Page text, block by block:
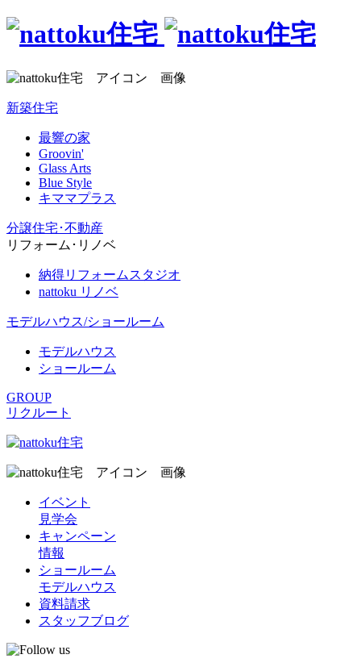
新築住宅
最響の家
Groovin'
Glass Arts
Blue Style
キママプラス
分譲住宅･不動産
リフォーム･リノベ
納得リフォームスタジオ
nattoku リノベ
モデルハウス/ショールーム
モデルハウス
ショールーム
GROUP
リクルート
イベント
見学会
キャンペーン
情報
ショールーム
モデルハウス
資料請求
スタッフブログ